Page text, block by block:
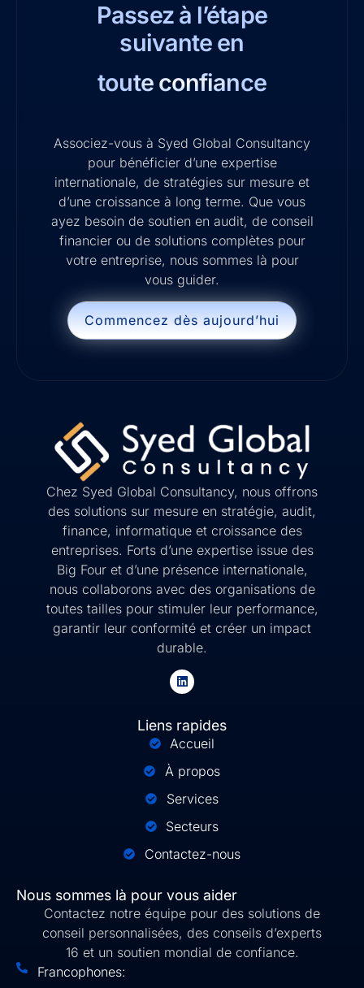
Passez à l’étape
suivante en
toute confiance
Associez-vous à Syed Global Consultancy
pour bénéficier d’une expertise
internationale, de stratégies sur mesure et
d’une croissance à long terme. Que vous
ayez besoin de soutien en audit, de conseil
financier ou de solutions complètes pour
votre entreprise, nous sommes là pour
vous guider.
Commencez dès aujourd’hui
Chez Syed Global Consultancy, nous offrons
des solutions sur mesure en stratégie, audit,
finance, informatique et croissance des
entreprises. Forts d’une expertise issue des
Big Four et d’une présence internationale,
nous collaborons avec des organisations de
toutes tailles pour stimuler leur performance,
garantir leur conformité et créer un impact
durable.
Liens rapides
Accueil
À propos
Services
Secteurs
Contactez-nous
Nous sommes là pour vous aider
Contactez notre équipe pour des solutions de
conseil personnalisées, des conseils d’experts
16 et un soutien mondial de confiance.
Francophones: